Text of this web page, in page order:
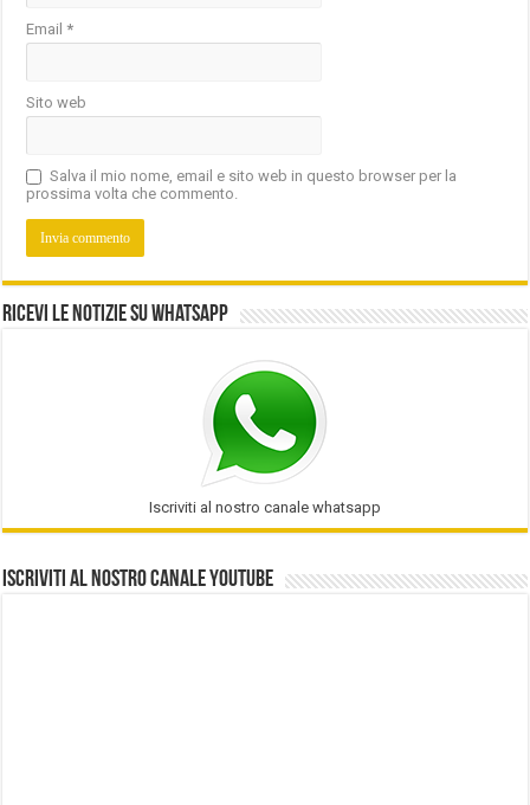
Email*
Sito web
Salva il mio nome, email e sito web in questo browser per la
prossima volta che commento.
Ricevi le notizie su Whatsapp
Iscriviti al nostro canale whatsapp
Iscriviti al nostro Canale Youtube